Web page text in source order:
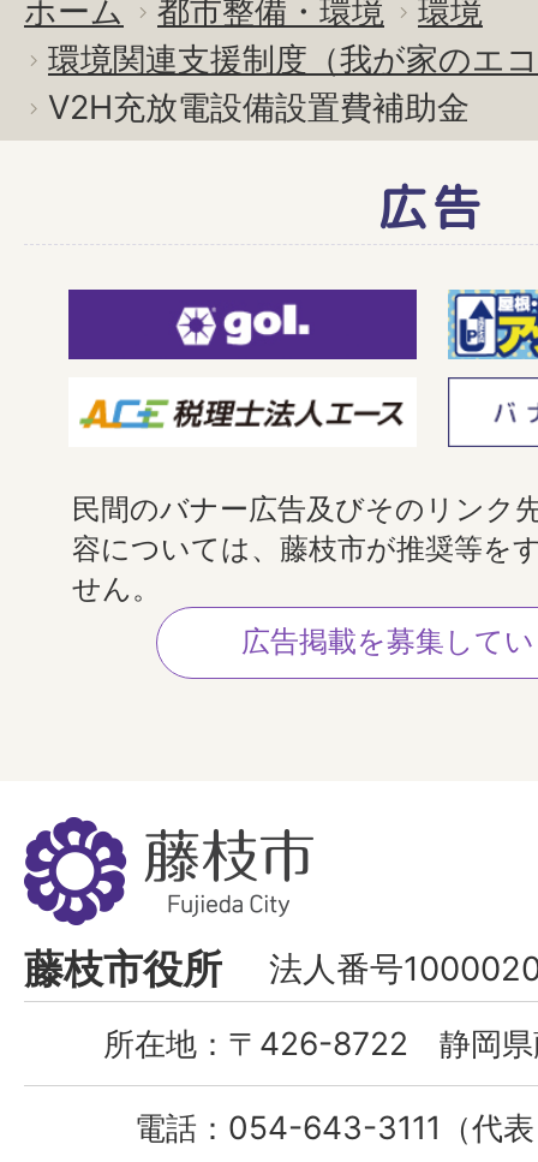
ホーム 都市整備・環境
環境
環境関連支援制度（我が家のエ
V2H充放電設備設置費補助金
広告
民間のバナー広告及びそのリンク
容については、藤枝市が推奨等を
せん。
広告掲載を募集して
藤
枝
市
Fujieda
City
藤枝市役所 法人番号
所在地： 〒426-8722 静岡県
電話： 054-643-3111（代